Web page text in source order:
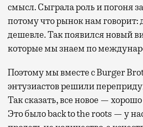
смысл. Сыграла роль и погоня
потому что рынок нам
дешевле. Так появился новый
которые мы знаем по
Поэтому мы вместе с Burger
энтузиастов решили
Так сказать, все новое —
Это было back to the roots — у